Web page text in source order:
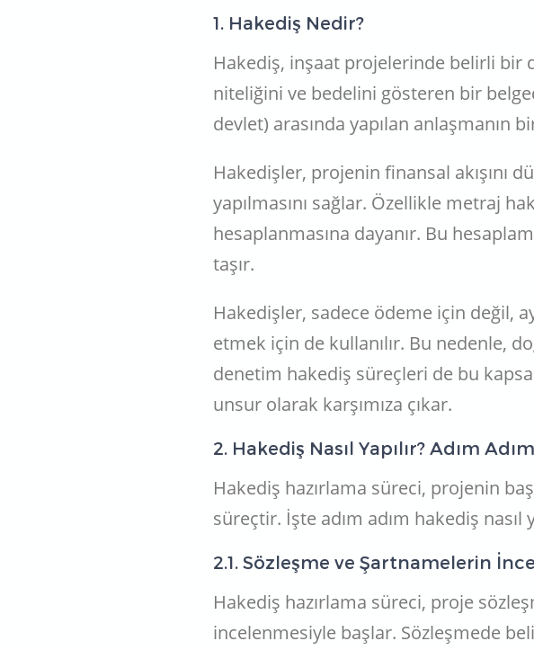
1. Hakediş Nedir?
Hakediş, inşaat projelerinde belirli bir
niteliğini ve bedelini gösteren bir
devlet) arasında yapılan anlaşmanın
Hakedişler, projenin finansal akışını
yapılmasını sağlar. Özellikle metraj
hesaplanmasına dayanır. Bu
taşır.
Hakedişler, sadece ödeme için değil,
etmek için de kullanılır. Bu nedenle,
denetim hakediş süreçleri de bu
unsur olarak karşımıza çıkar.
2. Hakediş Nasıl Yapılır? Adım
Hakediş hazırlama süreci, projenin
süreçtir. İşte adım adım hakediş nasıl
2.1. Sözleşme ve Şartnamelerin
Hakediş hazırlama süreci, proje
incelenmesiyle başlar. Sözleşmede